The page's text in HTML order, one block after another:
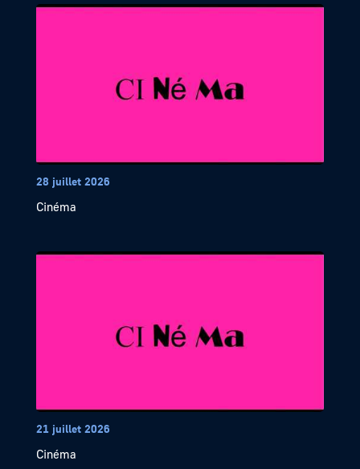
28 juillet 2026
Cinéma
21 juillet 2026
Cinéma